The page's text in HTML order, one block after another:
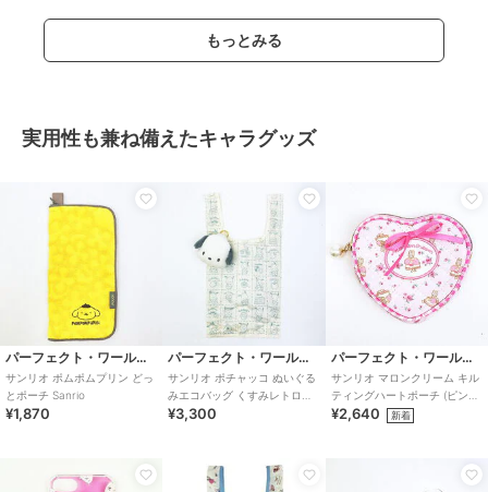
もっとみる
実用性も兼ね備えたキャラグッズ
パーフェクト・ワールド・トーキョー
サンリオ ポムポムプリン どっ
とポーチ Sanrio
¥1,870
パーフェクト・ワールド・トーキョー
サンリオ ポチャッコ ぬいぐる
みエコバッグ くすみレトロシ
リーズ Sanrio
¥3,300
パーフェクト・ワールド・トーキョー
サンリオ マロンクリーム キル
ティングハートポーチ (ピンク)
Sanrio
¥2,640 新着